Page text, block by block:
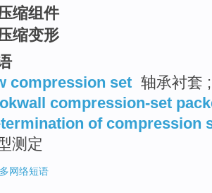
缩组件
缩变形
compression set 轴承衬套
compression-set
of compression
测定
网络短语